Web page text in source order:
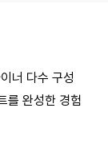
너 다수 구성
를 완성한 경험